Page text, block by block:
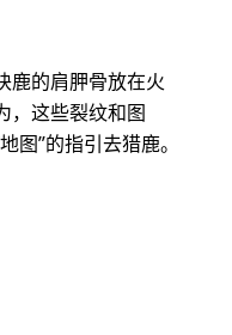
鹿的肩胛骨放在火
，这些裂纹和图
”的指引去猎鹿。